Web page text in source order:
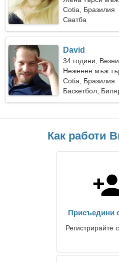
Cotia, Бразилия
Сватба
David
34 години, Везни
Неженен мъж
Cotia, Бразилия
Баскетбол,
Как работи
Присъедини
Регистрирайте